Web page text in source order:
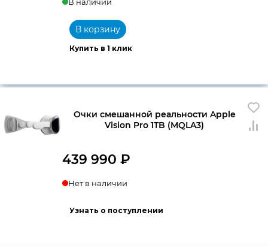
Купить в 1 клик
В корзину
Очки смешанной реальности Apple
Vision Pro 1TB (MQLA3)
439 990 ₽
Нет в наличии
Узнать о поступлении